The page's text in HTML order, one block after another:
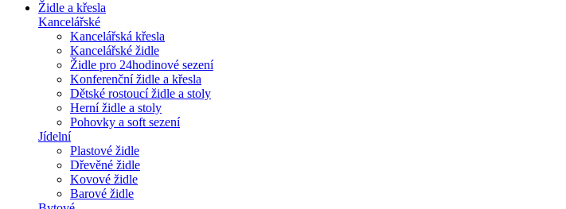
Židle a křesla
Kancelářské
Kancelářská křesla
Kancelářské židle
Židle pro 24hodinové sezení
Konferenční židle a křesla
Dětské rostoucí židle a stoly
Herní židle a stoly
Pohovky a soft sezení
Jídelní
Plastové židle
Dřevěné židle
Kovové židle
Barové židle